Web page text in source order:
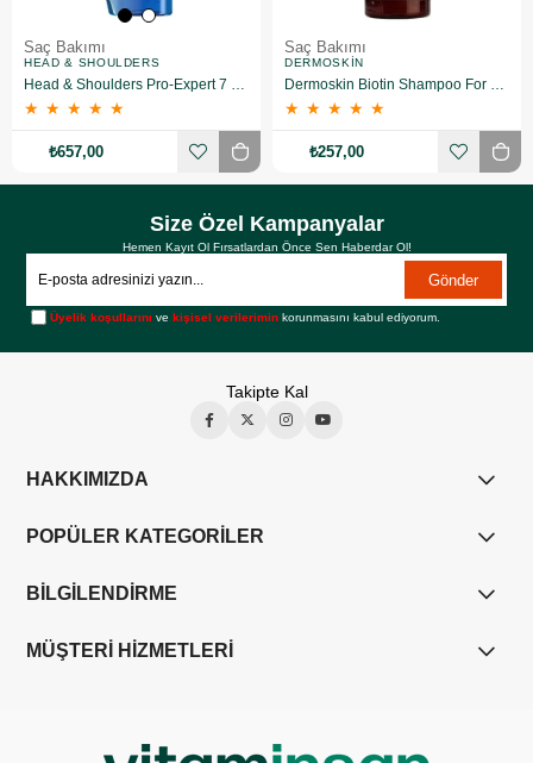
Saç Bakımı
HEAD & SHOULDERS
Head & Shoulders Pro-Expert 7 Kafein ile Saç Dökülmesine Karşı Şampuan 300 ml
★ ★ ★ ★ ★
₺657,00
Saç Bakımı
DERMOSKIN
Dermoskin Biotin Shampoo For Men 200ml
★ ★ ★ ★ ★
₺257,00
Size Özel Kampanyalar
Hemen Kayıt Ol Fırsatlardan Önce Sen Haberdar Ol!
Gönder
Üyelik koşullarını vekişisel verilerimin korunmasını kabul ediyorum.
Takipte Kal
HAKKIMIZDA
POPÜLER KATEGORİLER
BİLGİLENDİRME
MÜŞTERİ HİZMETLERİ